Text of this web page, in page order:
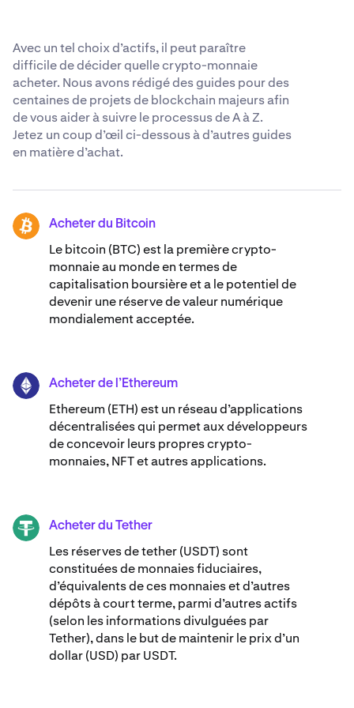
Avec un tel choix d’actifs, il peut paraître
difficile de décider quelle crypto-monnaie
acheter. Nous avons rédigé des guides pour des
centaines de projets de blockchain majeurs afin
de vous aider à suivre le processus de A à Z.
Jetez un coup d’œil ci-dessous à d’autres guides
en matière d’achat.
BTC Acheter du Bitcoin
Le bitcoin (BTC) est la première crypto-
monnaie au monde en termes de
capitalisation boursière et a le potentiel de
devenir une réserve de valeur numérique
mondialement acceptée.
ETH Acheter de l’Ethereum
Ethereum (ETH) est un réseau d’applications
décentralisées qui permet aux développeurs
de concevoir leurs propres crypto-
monnaies, NFT et autres applications.
USDT Acheter du Tether
Les réserves de tether (USDT) sont
constituées de monnaies fiduciaires,
d’équivalents de ces monnaies et d’autres
dépôts à court terme, parmi d’autres actifs
(selon les informations divulguées par
Tether), dans le but de maintenir le prix d’un
dollar (USD) par USDT.